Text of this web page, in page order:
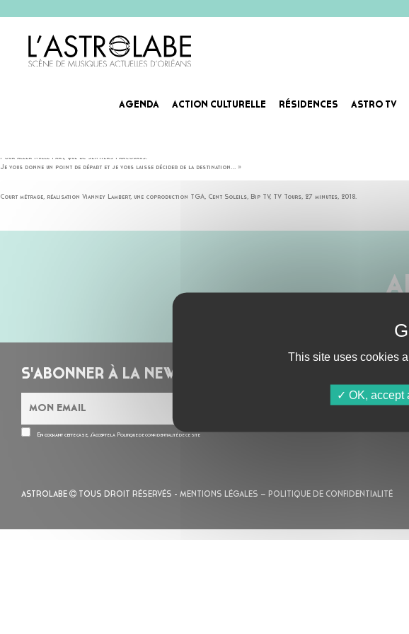
AGENDA ACTION CULTURELLE RÉSIDENCES ASTRO TV
Pour aller nulle part, que de sentiers parcourus.
Je vous donne un point de départ et je vous laisse décider de la destination… »
Court métrage, réalisation Vianney Lambert, une coproduction TGA, Cent Soleils, Bip TV, TV Tours, 27 minutes, 2018.
S'ABONNER À LA NEWSLETTER
En cochant cette case, j’accepte la Politique de confidentialitéde ce site
ASTROLABE TOUS DROIT RÉSERVÉS - MENTIONS LÉGALES – POLITIQUE DE CONFIDENTIALITÉ
This site uses cookies
OK, accept